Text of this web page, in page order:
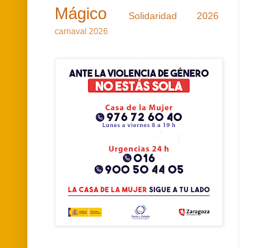
Mágico
Solidaridad 2026
carnaval 2026